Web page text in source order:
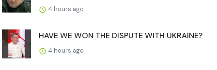
4 hours ago
HAVE WE WON THE DISPUTE WITH UKRAINE?
4 hours ago